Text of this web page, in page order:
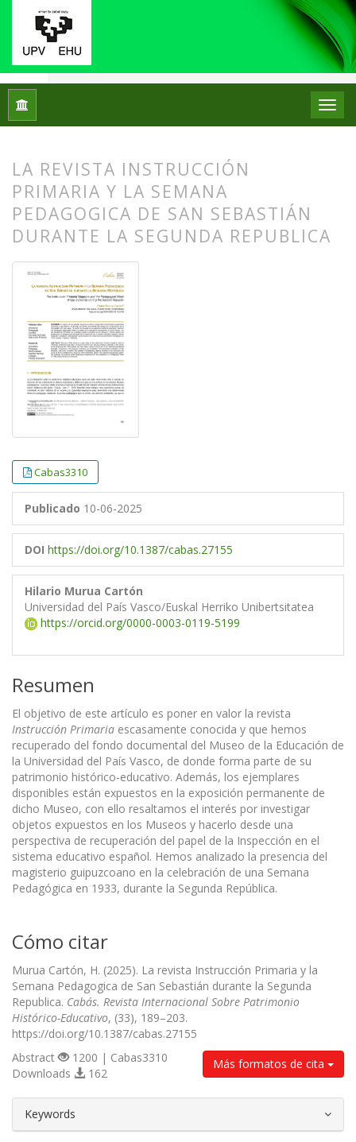
Inicio
LA REVISTA INSTRUCCIÓN
PRIMARIA Y LA SEMANA
PEDAGOGICA DE SAN SEBASTIÁN
DURANTE LA SEGUNDA REPUBLICA
Cabas3310
Publicado 10-06-2025
DOI https://doi.org/10.1387/cabas.27155
Hilario Murua Cartón
Universidad del País Vasco/Euskal Herriko Unibertsitatea
https://orcid.org/0000-0003-0119-5199
Resumen
El objetivo de este artículo es poner en valor la revista
Instrucción Primaria escasamente conocida y que hemos
recuperado del fondo documental del Museo de la Educación de
la Universidad del País Vasco, de donde forma parte de su
patrimonio histórico-educativo. Además, los ejemplares
disponibles están expuestos en la exposición permanente de
dicho Museo, con ello resaltamos el interés por investigar
objetos expuestos en los Museos y hacerlo desde una
perspectiva de recuperación del papel de la Inspección en el
sistema educativo español. Hemos analizado la presencia del
magisterio guipuzcoano en la celebración de una Semana
Pedagógica en 1933, durante la Segunda República.
Cómo citar
Murua Cartón, H. (2025). La revista Instrucción Primaria y la
Semana Pedagogica de San Sebastián durante la Segunda
Republica. Cabás. Revista Internacional Sobre Patrimonio
Histórico-Educativo, (33), 189–203.
https://doi.org/10.1387/cabas.27155
Más formatos de cita
Abstract
1200 | Cabas3310
Downloads
162
Keywords